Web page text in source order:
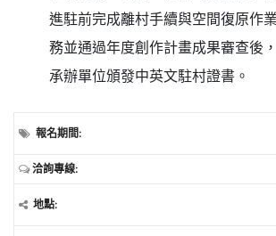
進駐前完成離村手續與空間復原作
務並通過年度創作計畫成果審查後
承辦單位頒發中英文駐村證書。
報名期間:
洽詢專線:
地點: